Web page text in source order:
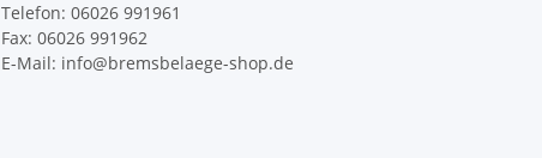
Telefon: 06026 991961
Fax: 06026 991962
E-Mail: info@bremsbelaege-shop.de